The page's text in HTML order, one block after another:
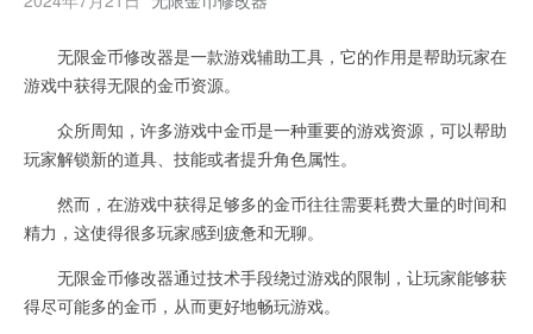
无限金币修改器是一款游戏辅助工具，它的作用是帮助玩家在
游戏中获得无限的金币资源。
众所周知，许多游戏中金币是一种重要的游戏资源，可以帮助
玩家解锁新的道具、技能或者提升角色属性。
然而，在游戏中获得足够多的金币往往需要耗费大量的时间和
精力，这使得很多玩家感到疲惫和无聊。
无限金币修改器通过技术手段绕过游戏的限制，让玩家能够获
得尽可能多的金币，从而更好地畅玩游戏。